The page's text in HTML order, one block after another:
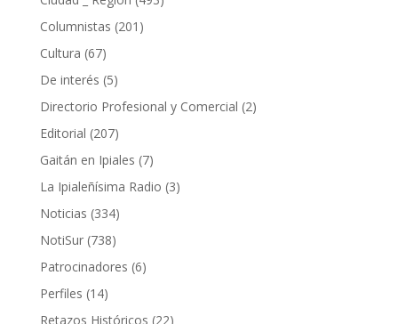
Columnistas (201)
Cultura (67)
De interés (5)
Directorio Profesional y Comercial (2)
Editorial (207)
Gaitán en Ipiales (7)
La Ipialeñísima Radio (3)
Noticias (334)
NotiSur(738)
Patrocinadores (6)
Perfiles (14)
Retazos Históricos (22)